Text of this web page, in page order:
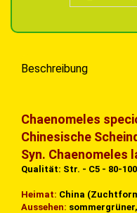
Beschreibung
Chaenomeles
Chinesische
Syn. Chaenomeles
Qualität: Str. - C5 - 80-
Heimat: China
Aussehen: